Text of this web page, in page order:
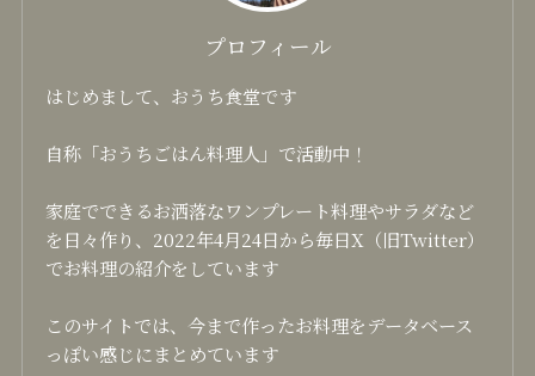
プロフィール
はじめまして、おうち食堂です
自称「おうちごはん料理人」で活動中！
家庭でできるお洒落なワンプレート料理やサラダなど
を日々作り、2022年4月24日から毎日X（旧Twitter）
でお料理の紹介をしています
このサイトでは、今まで作ったお料理をデータベース
っぽい感じにまとめています